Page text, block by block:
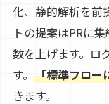
化、静的解析を前
トの提案はPRに
数を上げます。ロ
す。 「標準フロー
きます。